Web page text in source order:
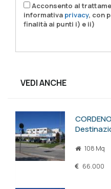
Acconsento al
informativa privacy, con
finalità ai punti i) e ii)
VEDI ANCHE
108 Mq
66.000